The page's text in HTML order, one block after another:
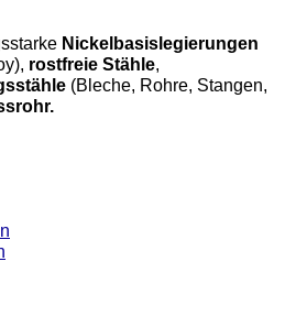
Nickelbasislegierungen
rostfreie Stähle,
(Bleche, Rohre, Stangen,